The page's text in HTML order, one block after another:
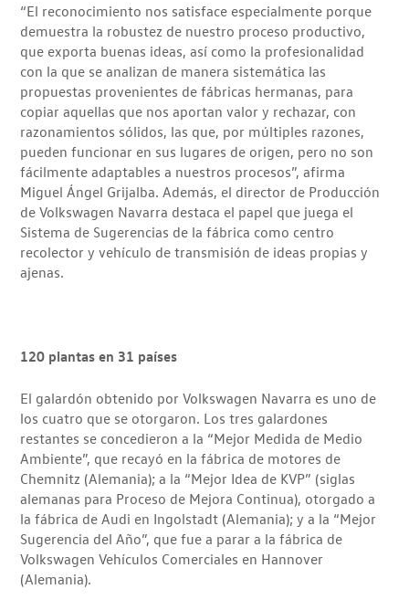
“El reconocimiento nos satisface especialmente porque
demuestra la robustez de nuestro proceso productivo,
que exporta buenas ideas, así como la profesionalidad
con la que se analizan de manera sistemática las
propuestas provenientes de fábricas hermanas, para
copiar aquellas que nos aportan valor y rechazar, con
razonamientos sólidos, las que, por múltiples razones,
pueden funcionar en sus lugares de origen, pero no son
fácilmente adaptables a nuestros procesos”, afirma
Miguel Ángel Grijalba. Además, el director de Producción
de Volkswagen Navarra destaca el papel que juega el
Sistema de Sugerencias de la fábrica como centro
recolector y vehículo de transmisión de ideas propias y
ajenas.
120 plantas en 31 países
El galardón obtenido por Volkswagen Navarra es uno de
los cuatro que se otorgaron. Los tres galardones
restantes se concedieron a la “Mejor Medida de Medio
Ambiente”, que recayó en la fábrica de motores de
Chemnitz (Alemania); a la “Mejor Idea de KVP” (siglas
alemanas para Proceso de Mejora Continua), otorgado a
la fábrica de Audi en Ingolstadt (Alemania); y a la “Mejor
Sugerencia del Año”, que fue a parar a la fábrica de
Volkswagen Vehículos Comerciales en Hannover
(Alemania).